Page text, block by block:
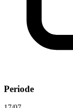
Periode